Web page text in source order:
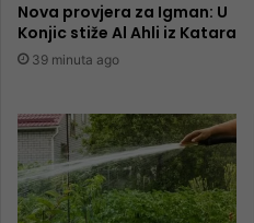
Nova provjera za Igman: U
Konjic stiže Al Ahli iz Katara
39 minuta ago